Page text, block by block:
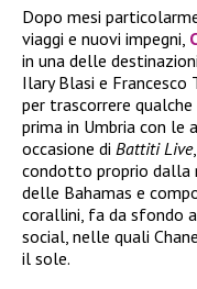
Dopo mesi
viaggi e nuovi impegni,
in una delle
Ilary Blasi e
per trascorrere
prima in Umbria con le
occasione di Battiti Live
condotto proprio dalla
delle Bahamas e
corallini, fa da sfondo
social, nelle quali
il sole.